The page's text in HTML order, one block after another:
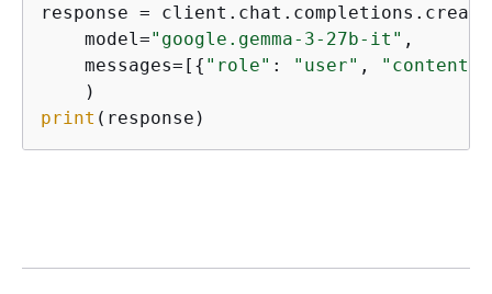
response =
    model=
"google.gemma-3-27b-it" ,
    messages=[
{ "role" : "user" , "content"
print (response)